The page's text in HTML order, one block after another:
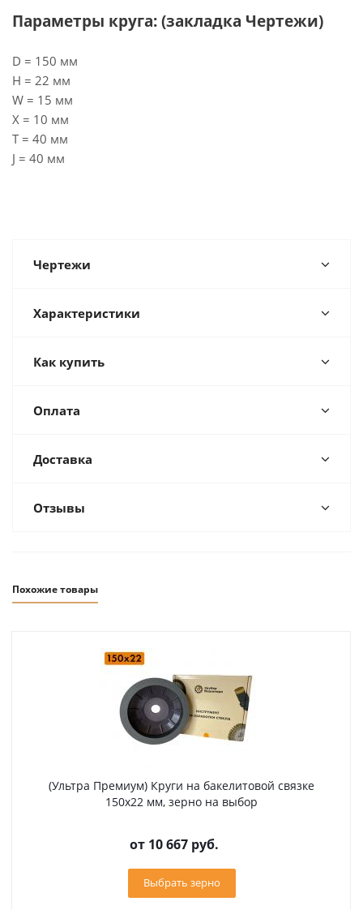
Параметры круга: (закладка Чертежи)
D = 150 мм
H = 22 мм
W = 15 мм
X = 10 мм
T = 40 мм
J = 40 мм
Чертежи
Характеристики
Как купить
Оплата
Доставка
Отзывы
Похожие товары
(Ультра Премиум) Круги на бакелитовой связке
150х22 мм, зерно на выбор
от 10 667 руб.
Выбрать зерно